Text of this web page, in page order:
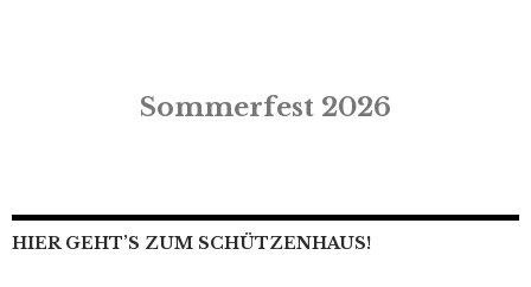
Sommerfest 2026
HIER GEHT’S ZUM SCHÜTZENHAUS!